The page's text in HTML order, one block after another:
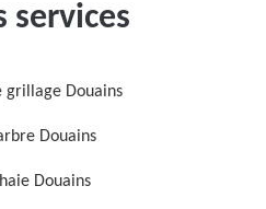
services
grillage Douains
Douains
Douains